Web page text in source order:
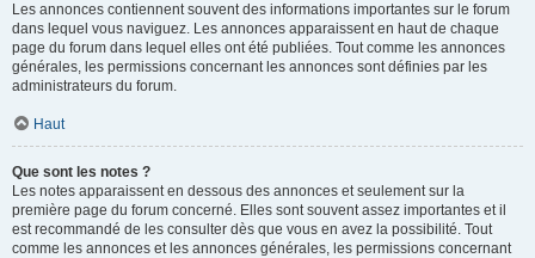
Les annonces contiennent souvent des informations importantes sur le forum
dans lequel vous naviguez. Les annonces apparaissent en haut de chaque
page du forum dans lequel elles ont été publiées. Tout comme les annonces
générales, les permissions concernant les annonces sont définies par les
administrateurs du forum.
Haut
Que sont les notes ?
Les notes apparaissent en dessous des annonces et seulement sur la
première page du forum concerné. Elles sont souvent assez importantes et il
est recommandé de les consulter dès que vous en avez la possibilité. Tout
comme les annonces et les annonces générales, les permissions concernant